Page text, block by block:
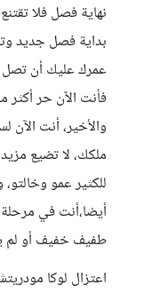
نهاية فصل فلا
بداية فصل جديد
عمرك عليك أن تصل
فأنت الآن حر
والأخير، أنت
ملكك، لا تضيع
للكثير عمو
أيضا،أنت في
طفيف خفيف أو لم
اعتزال لوكا